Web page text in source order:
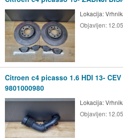
Lokacija:
Objavljen:
Citroen c4 picasso 1.6 HDI 13- CEV
9801000980
Lokacija:
Objavljen: